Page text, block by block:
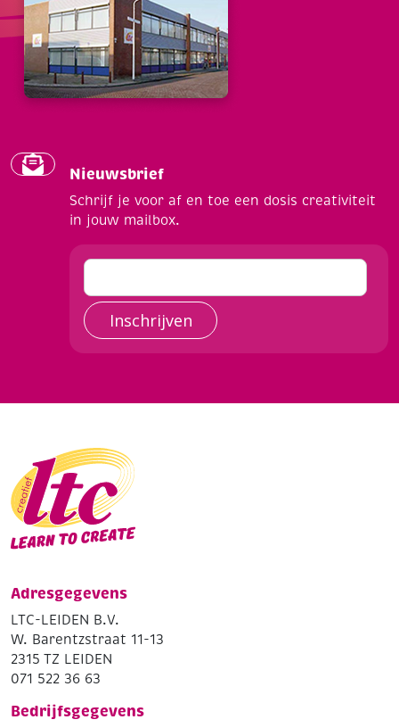
Nieuwsbrief
Schrijf je voor af en toe een dosis creativiteit
in jouw mailbox.
Inschrijven
Adresgegevens
LTC-LEIDEN B.V.
W. Barentzstraat 11-13
2315 TZ LEIDEN
071 522 36 63
Bedrijfsgegevens